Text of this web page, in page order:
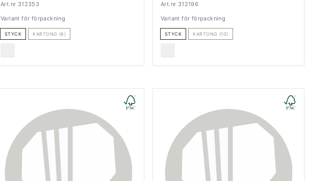
Art.nr 312353
Variant för förpackning
STYCK KARTONG (6)
Art.nr 312196
Variant för förpackning
STYCK KARTONG (10)